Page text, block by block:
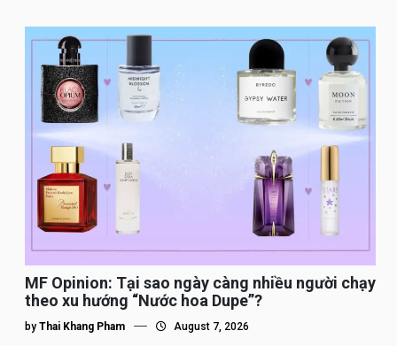
MF Opinion: Tại sao ngày càng nhiều người chạy
theo xu hướng “Nước hoa Dupe”?
by Thai Khang Pham August 7, 2026